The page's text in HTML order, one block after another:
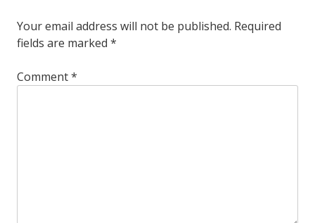
Your email address will not be published. Required
fields are marked *
Comment*